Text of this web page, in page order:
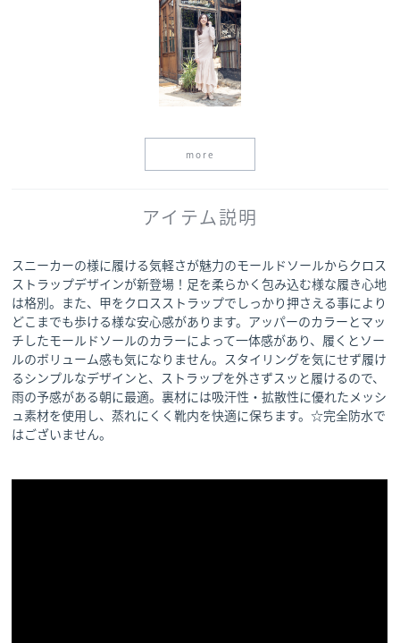
more
アイテム説明
スニーカーの様に履ける気軽さが魅力のモールドソールからクロス
ストラップデザインが新登場！足を柔らかく包み込む様な履き心地
は格別。また、甲をクロスストラップでしっかり押さえる事により
どこまでも歩ける様な安心感があります。アッパーのカラーとマッ
チしたモールドソールのカラーによって一体感があり、履くとソー
ルのボリューム感も気になりません。スタイリングを気にせず履け
るシンプルなデザインと、ストラップを外さずスッと履けるので、
雨の予感がある朝に最適。裏材には吸汗性・拡散性に優れたメッシ
ュ素材を使用し、蒸れにくく靴内を快適に保ちます。☆完全防水で
はございません。